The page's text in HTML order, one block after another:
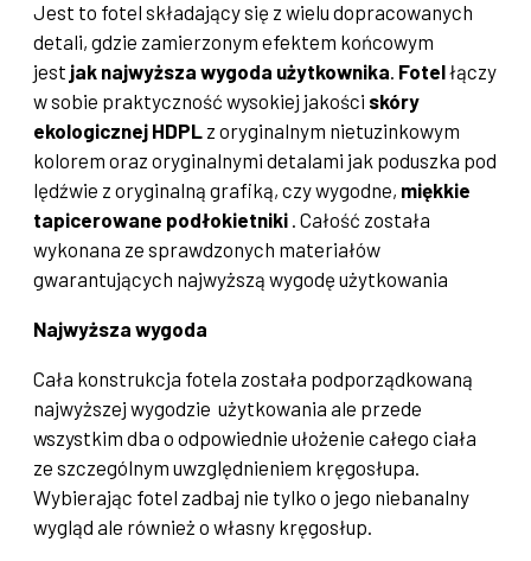
Jest to fotel składający się z wielu dopracowanych
detali, gdzie zamierzonym efektem końcowym
jest jak najwyższa wygoda użytkownika. Fotelłączy
w sobie praktyczność wysokiej jakości skóry
ekologicznej HDPL z oryginalnym nietuzinkowym
kolorem oraz oryginalnymi detalami jak poduszka pod
lędźwie z oryginalną grafiką, czy wygodne, miękkie
tapicerowane podłokietniki . Całość została
wykonana ze sprawdzonych materiałów
gwarantujących najwyższą wygodę użytkowania
Najwyższa wygoda
Cała konstrukcja fotela została podporządkowaną
najwyższej wygodzie użytkowania ale przede
wszystkim dba o odpowiednie ułożenie całego ciała
ze szczególnym uwzględnieniem kręgosłupa.
Wybierając fotel zadbaj nie tylko o jego niebanalny
wygląd ale również o własny kręgosłup.